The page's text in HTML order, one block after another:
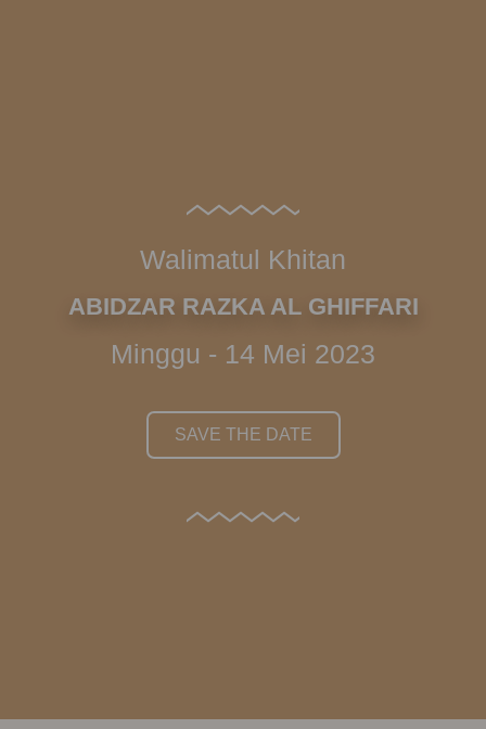
Walimatul Khitan
ABIDZAR RAZKA AL GHIFFARI
Minggu - 14 Mei 2023
SAVE THE DATE